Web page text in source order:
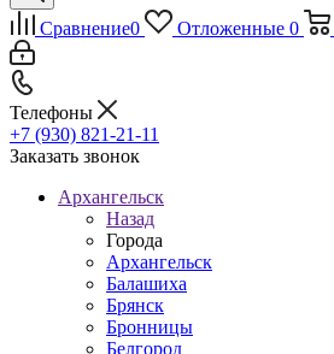
Сравнение0 Отложенные 0
Телефоны
+7 (930) 821-21-11
Заказать звонок
Архангельск
Назад
Города
Архангельск
Балашиха
Брянск
Бронницы
Белгород